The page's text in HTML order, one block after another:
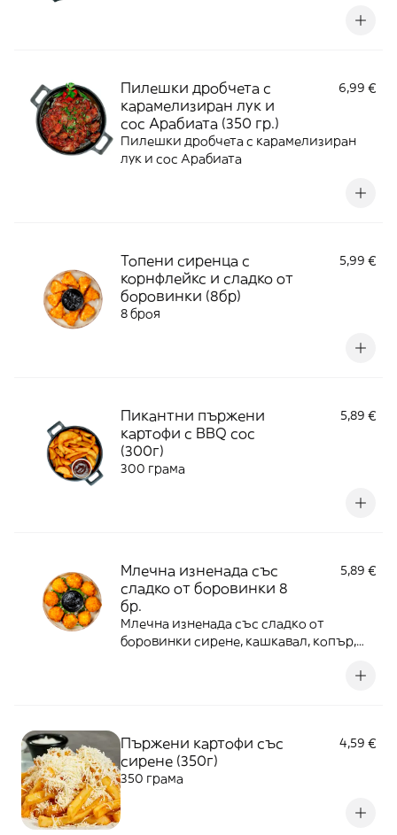
Пилешки дробчета с
карамелизиран лук и
сос Арабиата (350 гр.)
6,99 €
Пилешки дробчета с карамелизиран
лук и сос Арабиата
Топени сиренца с
корнфлейкс и сладко от
боровинки (8бр)
5,99 €
8 броя
Пикантни пържени
картофи с BBQ сос
(300г)
5,89 €
300 грама
Млечна изненада със
сладко от боровинки 8
бр.
5,89 €
Млечна изненада със сладко от
боровинки сирене, кашкавал, копър,
Пържени картофи със
сирене (350г)
4,59 €
350 грама